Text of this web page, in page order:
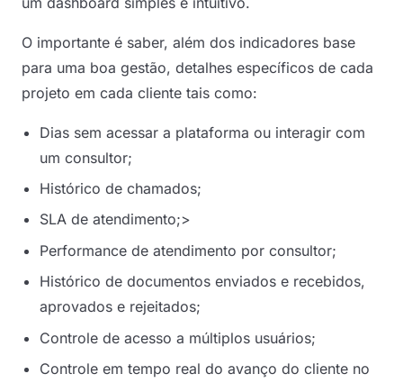
O importante é saber, além dos indicadores base
para uma boa gestão, detalhes específicos de cada
projeto em cada cliente tais como:
Dias sem acessar a plataforma ou interagir com
um consultor;
Histórico de chamados;
SLA de atendimento;>
Performance de atendimento por consultor;
Histórico de documentos enviados e recebidos,
aprovados e rejeitados;
Controle de acesso a múltiplos usuários;
Controle em tempo real do avanço do cliente no